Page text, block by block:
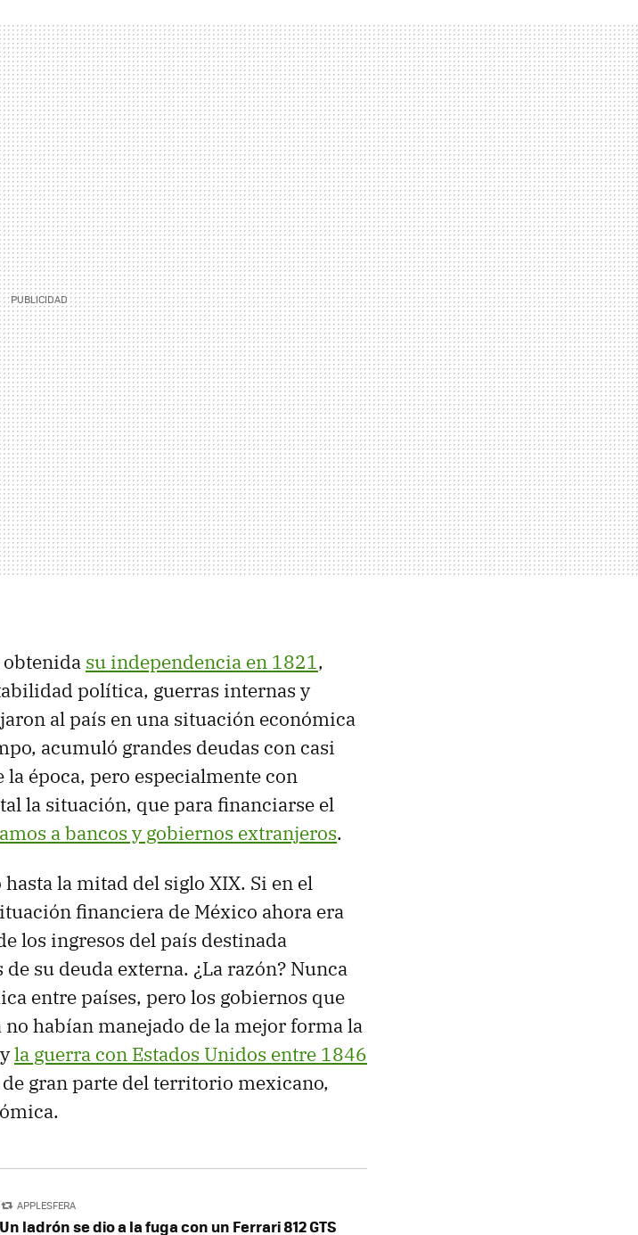
obtenida su independencia en 1821,
política, guerras internas y
al país en una situación económica
acumuló grandes deudas con casi
época, pero especialmente con
la situación, que para financiarse el
a bancos y gobiernos extranjeros.
la mitad del siglo XIX. Si en el
financiera de México ahora era
los ingresos del país destinada
su deuda externa. ¿La razón? Nunca
entre países, pero los gobiernos que
habían manejado de la mejor forma la
la guerra con Estados Unidos entre 1846
gran parte del territorio mexicano,
APPLESFERA
Un ladrón se dio a la fuga con un Ferrari 812 GTS